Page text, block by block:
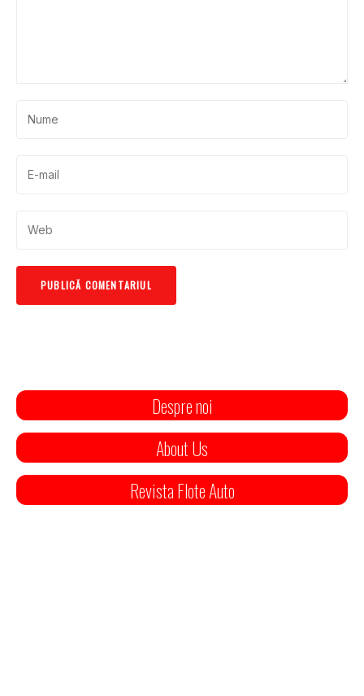
Despre noi
About Us
Revista Flote Auto